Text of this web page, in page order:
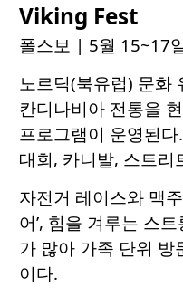
Viking Fest
폴스보 | 5월 15~17
노르딕(북유럽) 문화
칸디나비아 전통을
프로그램이 운영된
대회, 카니발, 스트리
자전거 레이스와 맥
어’, 힘을 겨루는 스
가 많아 가족 단위 방
이다.